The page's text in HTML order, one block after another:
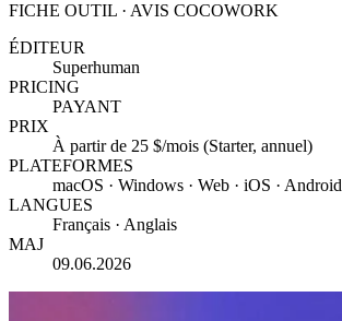
FICHE OUTIL · AVIS COCOWORK
ÉDITEUR
Superhuman
PRICING
PAYANT
PRIX
À partir de 25 $/mois (Starter, annuel)
PLATEFORMES
macOS · Windows · Web · iOS · Android
LANGUES
Français · Anglais
MAJ
09.06.2026